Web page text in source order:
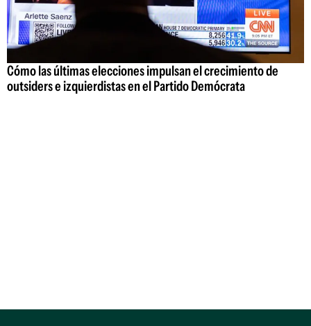
Cómo las últimas elecciones impulsan el crecimiento de
outsiders e izquierdistas en el Partido Demócrata